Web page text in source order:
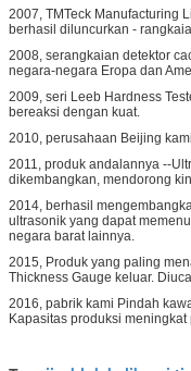
2007, TMTeck Manufacturing
berhasil diluncurkan -
2008, serangkaian detektor
negara-negara Eropa dan
2009, seri Leeb Hardness
bereaksi dengan kuat.
2010, perusahaan Beijing
2011, produk andalannya --
dikembangkan, mendorong
2014, berhasil
ultrasonik yang dapat
negara barat lainnya.
2015, Produk yang paling
Thickness Gauge keluar.
2016, pabrik kami Pindah
Kapasitas produksi meningkat